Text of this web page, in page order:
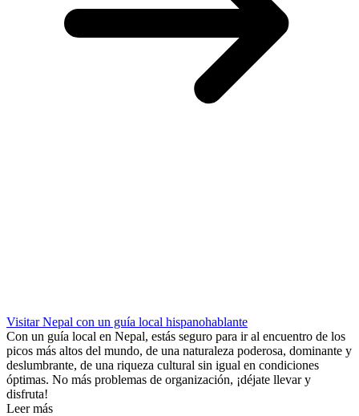
Visitar Nepal con un guía local hispanohablante
Con un guía local en Nepal, estás seguro para ir al encuentro de los
picos más altos del mundo, de una naturaleza poderosa, dominante y
deslumbrante, de una riqueza cultural sin igual en condiciones
óptimas. No más problemas de organización, ¡déjate llevar y
disfruta!
Leer más